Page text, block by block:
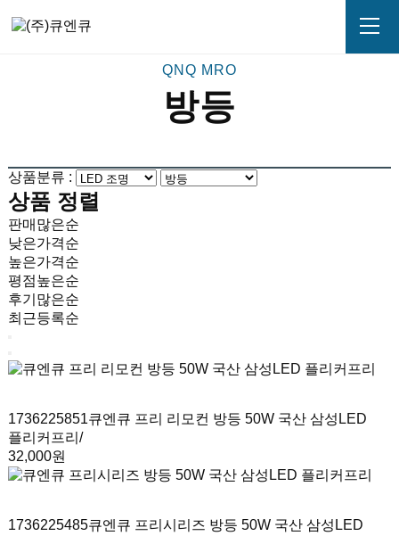
방등
상품분류 :
상품 정렬
판매많은순
낮은가격순
높은가격순
평점높은순
후기많은순
최근등록순
1736225851큐엔큐 프리 리모컨 방등 50W 국산 삼성LED
플리커프리 /
32,000원
1736225485큐엔큐 프리시리즈 방등 50W 국산 삼성LED